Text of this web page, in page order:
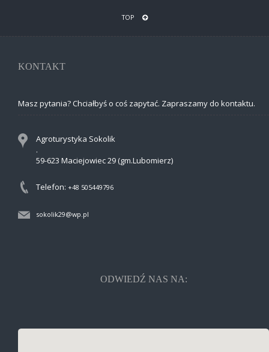
TOP
KONTAKT
Masz pytania? Chciałbyś o coś zapytać. Zapraszamy do kontaktu.
Agroturystyka Sokolik
.
59-623 Maciejowiec 29 (gm.Lubomierz)
Telefon: +48 505449796
sokolik29@wp.pl
ODWIEDŹ NAS NA: